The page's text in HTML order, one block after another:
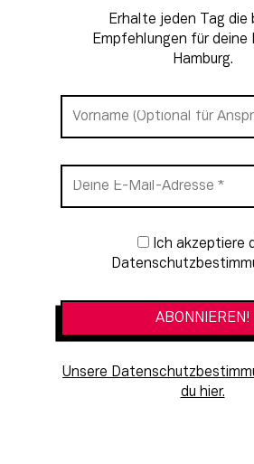
Erhalte jeden Tag die
Empfehlungen für deine
Hamburg.
Newsletter-Anmeldung
Unsere
du hier.